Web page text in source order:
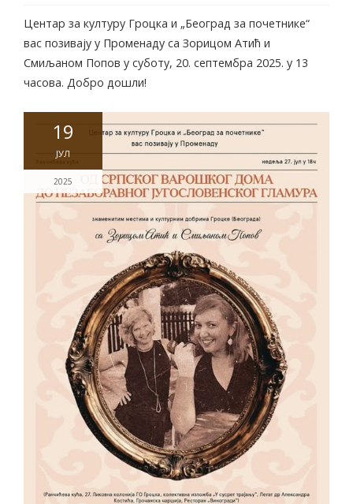
Центар за културу Гроцка и „Београд за почетнике“
вас позивају у Променаду са Зорицом Атић и
Смиљаном Попов у суботу, 20. септембра 2025. у 13
часова. Добро дошли!
19
ЈУЛ
2025